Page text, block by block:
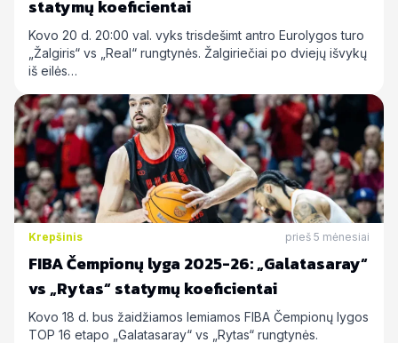
statymų koeficientai
Kovo 20 d. 20:00 val. vyks trisdešimt antro Eurolygos turo
„Žalgiris“ vs „Real“ rungtynės. Žalgiriečiai po dviejų išvykų
iš eilės…
Krepšinis prieš 5 mėnesiai
FIBA Čempionų lyga 2025-26: „Galatasaray“
vs „Rytas“ statymų koeficientai
Kovo 18 d. bus žaidžiamos lemiamos FIBA Čempionų lygos
TOP 16 etapo „Galatasaray“ vs „Rytas“ rungtynės.